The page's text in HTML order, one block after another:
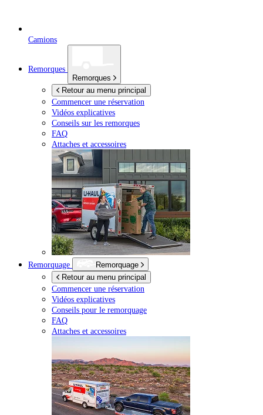
Camions
Remorques
Remorques
Retour au menu principal
Commencer une réservation
Vidéos explicatives
Conseils sur les remorques
FAQ
Attaches et accessoires
Remorquage
Remorquage
Retour au menu principal
Commencer une réservation
Vidéos explicatives
Conseils pour le remorquage
FAQ
Attaches et accessoires